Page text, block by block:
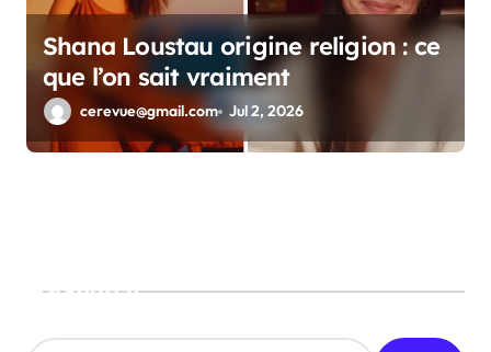
Shana Loustau origine religion : ce
que l’on sait vraiment
cerevue@gmail.com Jul 2, 2026
Search